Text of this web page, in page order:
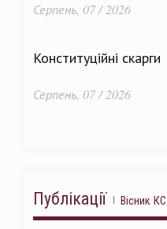
Серпень, 07 / 2026
Конституційні скарги
Серпень, 07 / 2026
Публікації Вісник